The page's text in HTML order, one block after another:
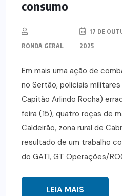
consumo
RONDA GERAL
17 DE
2025
Em mais uma ação de
no Sertão, policiais militares
Capitão Arlindo Rocha)
feira (15), quatro roças de
Caldeirão, zona rural de
resultado de um trabalho
do GATI, GT Operações/
LEIA MAIS